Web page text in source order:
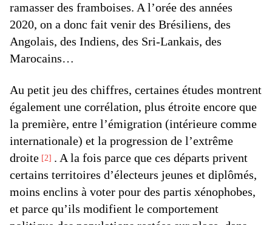
ramasser des framboises. A l’orée des années
2020, on a donc fait venir des Brésiliens, des
Angolais, des Indiens, des Sri-Lankais, des
Marocains…
Au petit jeu des chiffres, certaines études montrent
également une corrélation, plus étroite encore que
la première, entre l’émigration (intérieure comme
internationale) et la progression de l’extrême
droite 2
. A la fois parce que ces départs privent
certains territoires d’électeurs jeunes et diplômés,
moins enclins à voter pour des partis xénophobes,
et parce qu’ils modifient le comportement